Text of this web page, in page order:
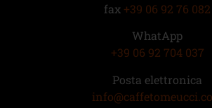
fax +39 06 92 76 082
WhatApp
+39 06 92 704 037
Posta elettronica